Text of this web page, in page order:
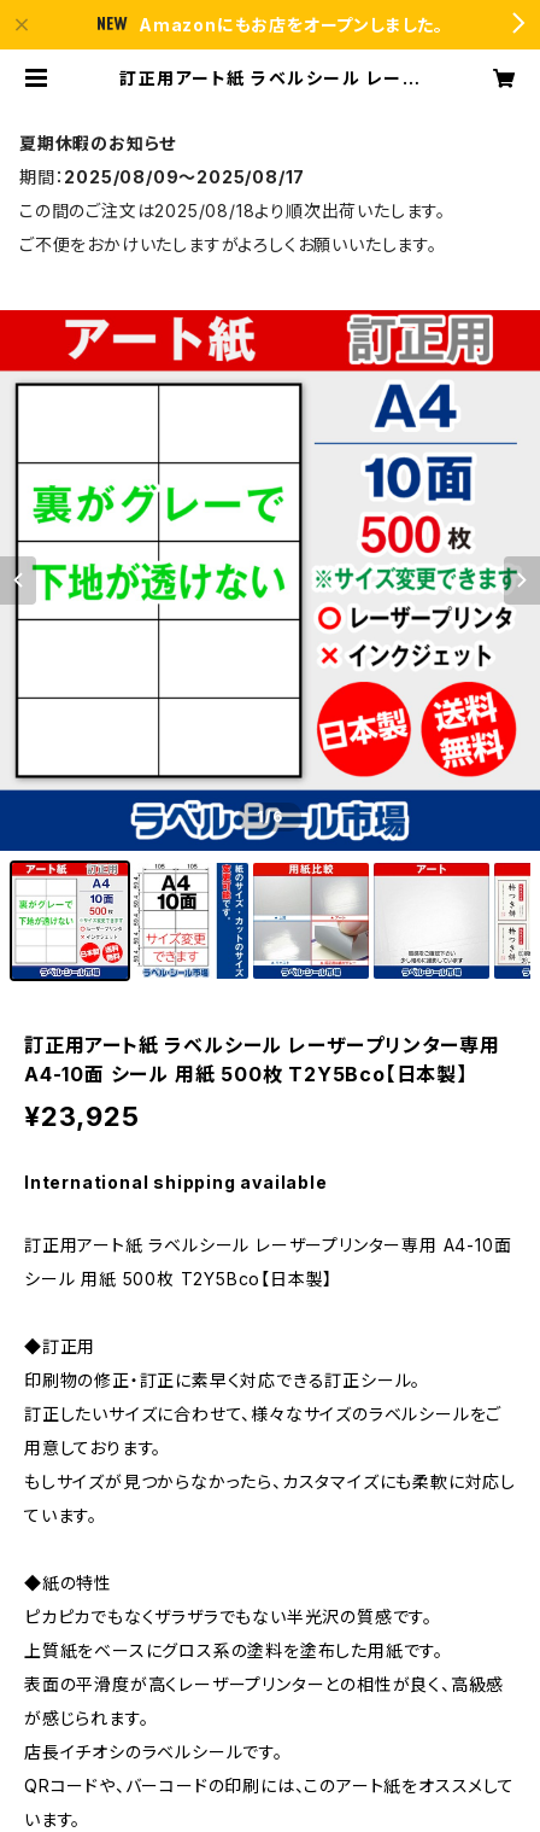
Amazonにもお店をオープンしました。
訂正用アート紙 ラベルシール レーザ
ラベルシール市場 BASE店
夏期休暇のお知らせ
期間： 2025/08/09〜2025/08/17
この間のご注文は2025/08/18より順次出荷いたします。
ご不便をおかけいたしますがよろしくお願いいたします。
1/6
訂正用アート紙 ラベルシール レーザープリンター専用
A4-10面 シール 用紙 500枚 T2Y5Bco【日本製】
¥23,925
International shipping available
訂正用アート紙 ラベルシール レーザープリンター専用 A4-10面
シール 用紙 500枚 T2Y5Bco【日本製】
◆訂正用
印刷物の修正・訂正に素早く対応できる訂正シール。
訂正したいサイズに合わせて、様々なサイズのラベルシールをご
用意しております。
もしサイズが見つからなかったら、カスタマイズにも柔軟に対応し
ています。
◆紙の特性
ピカピカでもなくザラザラでもない半光沢の質感です。
上質紙をベースにグロス系の塗料を塗布した用紙です。
表面の平滑度が高くレーザープリンターとの相性が良く、高級感
が感じられます。
店長イチオシのラベルシールです。
QRコードや、バーコードの印刷には、このアート紙をオススメして
います。